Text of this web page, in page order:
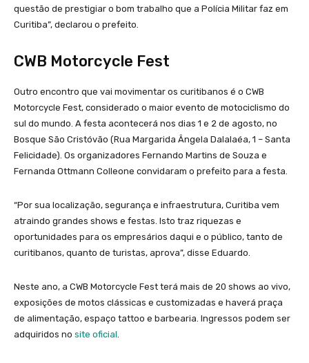
questão de prestigiar o bom trabalho que a Polícia Militar faz em
Curitiba”, declarou o prefeito.
CWB Motorcycle Fest
Outro encontro que vai movimentar os curitibanos é o CWB
Motorcycle Fest, considerado o maior evento de motociclismo do
sul do mundo. A festa acontecerá nos dias 1 e 2 de agosto, no
Bosque São Cristóvão (Rua Margarida Ângela Dalalaéa, 1 – Santa
Felicidade). Os organizadores Fernando Martins de Souza e
Fernanda Ottmann Colleone convidaram o prefeito para a festa.
“Por sua localização, segurança e infraestrutura, Curitiba vem
atraindo grandes shows e festas. Isto traz riquezas e
oportunidades para os empresários daqui e o público, tanto de
curitibanos, quanto de turistas, aprova”, disse Eduardo.
Neste ano, a CWB Motorcycle Fest terá mais de 20 shows ao vivo,
exposições de motos clássicas e customizadas e haverá praça
de alimentação, espaço tattoo e barbearia. Ingressos podem ser
adquiridos no site oficial